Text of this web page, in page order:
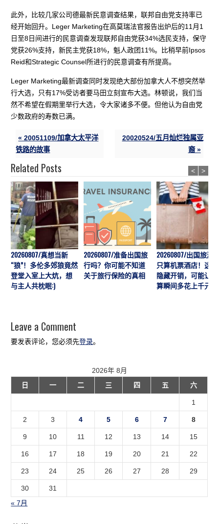
此外，比较几家公司德最新民意调查结果，联邦自由党支持率已
经开始回升。Leger Marketing在高莫瑞法官报告出炉后的11月1
日至8日间进行的民意调查发现联邦自由党获34%选民支持，保守
党获26%支持，新民主党获18%，魁人政团11%。比稍早前Ipsos
Reid和Strategic Counsel所进行的民意调查有所提高。
Leger Marketing最新调查同时发现绝大部份加拿大人不想突然举
行大选，只有17%受访者要马田立刻宣布大选。林顿说，我们当
然不希望在假期里举行大选，令大家诸多不便。但他认为自由党
少数政府的寿数已满。
« 20051109/加拿大太平洋
铁路的故事
20020524/五月灿烂独属亚
裔 »
Related Posts
20260807/真想当新
“狼”！多伦多郊狼竟然
登堂入室上大炕，想
与主人共枕眠:)
20260807/准备出国旅
行吗？你可能不知道
关于旅行保险的真相
20260807/出国旅游
只算机票酒店！这7
隐藏开销，可能让预
算瞬间多花上千元
< >
Leave a Comment
要发表评论，您必须先登录。
2026年 8月
日
一 二 三 四 五 六
1
2 3 4 5 6 7 8
9 10 11 12 13 14 15
16 17 18 19 20 21 22
23 24 25 26 27 28 29
30
31
« 7月